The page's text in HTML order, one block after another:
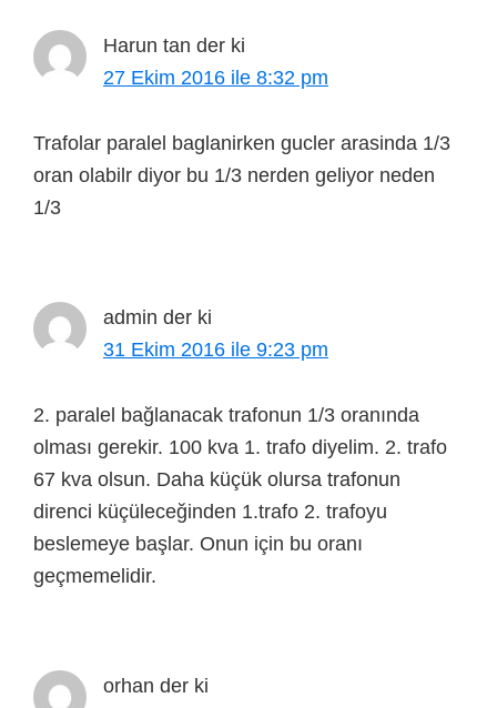
Harun tan der ki
27 Ekim 2016 ile 8:32 pm
Trafolar paralel baglanirken gucler arasinda 1/3
oran olabilr diyor bu 1/3 nerden geliyor neden
1/3
admin der ki
31 Ekim 2016 ile 9:23 pm
2. paralel bağlanacak trafonun 1/3 oranında
olması gerekir. 100 kva 1. trafo diyelim. 2. trafo
67 kva olsun. Daha küçük olursa trafonun
direnci küçüleceğinden 1.trafo 2. trafoyu
beslemeye başlar. Onun için bu oranı
geçmemelidir.
orhan der ki